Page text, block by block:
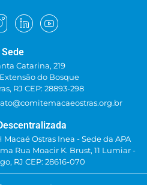
Sede
Catarina, 219
do Bosque
RJ CEP: 28893-298
Ostras Inea - Sede da APA
Rua Moacir K. Brust, 11 Lumiar -
RJ CEP: 28616-070